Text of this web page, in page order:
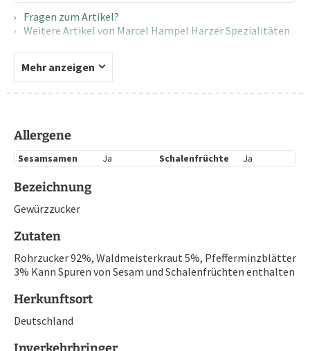
Fragen zum Artikel?
Weitere Artikel von Marcel Hampel Harzer Spezialitäten
Mehr anzeigen
Allergene
Sesamsamen Ja Schalenfrüchte Ja
Bezeichnung
Gewürzzucker
Zutaten
Rohrzucker 92%, Waldmeisterkraut 5%, Pfefferminzblätter
3% Kann Spuren von Sesam und Schalenfrüchten enthalten
Herkunftsort
Deutschland